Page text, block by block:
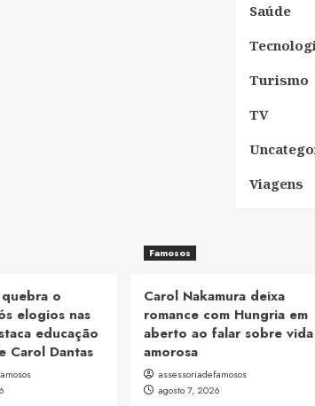
Saúde
Turismo
TV
Viagens
o
elogios nas
educação
Carol Dantas
Famosos
Carol Nakamura deixa
romance com Hungria em
aberto ao falar sobre vida
amorosa
assessoriadefamosos
agosto 7, 2026